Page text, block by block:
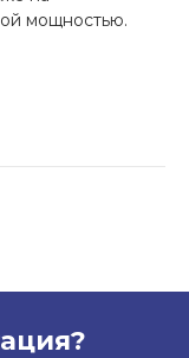
мощностью.